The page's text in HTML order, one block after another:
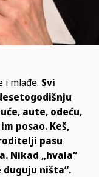
i mlađe. Svi
aute, odeću,
posao. Keš,
pasu
Nikad „hvala“
ništa“.